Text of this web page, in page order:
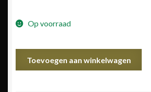
Op voorraad
Toevoegen aan winkelwagen